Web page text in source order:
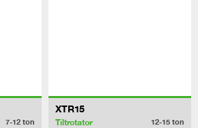
7-12 ton
XTR15
Tiltrotator 12-15 ton